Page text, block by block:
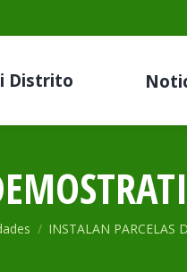
Distrito
INSTALAN PARCELAS